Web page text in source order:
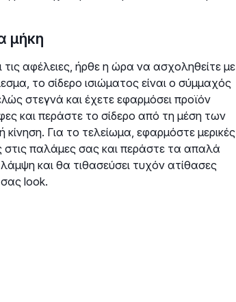
μήκη
τις αφέλειες, ήρθε η ώρα να ασχοληθείτε με
το σίδερο ισιώματος είναι ο σύμμαχός
στεγνά και έχετε εφαρμόσει προϊόν
και περάστε το σίδερο από τη μέση των
Για το τελείωμα, εφαρμόστε μερικές
παλάμες σας και περάστε τα απαλά
και θα τιθασεύσει τυχόν ατίθασες
look.